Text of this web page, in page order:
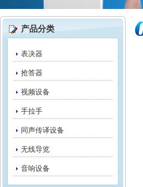
产品分类
表决器
抢答器
视频设备
手拉手
同声传译设备
无线导览
音响设备